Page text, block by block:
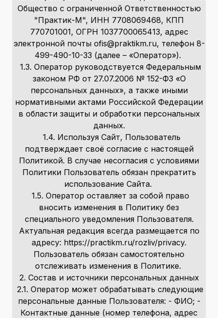
Общество с ограниченной Ответственностью
"Практик-М", ИНН 7708069468, КПП
770701001, ОГРН 1037700065413, адрес
электронной почты ofis@praktikm.ru, телефон 8-
499-490-10-33 (далее – «Оператор»).
1.3. Оператор руководствуется Федеральным
законом РФ от 27.07.2006 № 152-ФЗ «О
персональных данных», а также иными
нормативными актами Российской Федерации
в области защиты и обработки персональных
данных.
1.4. Используя Сайт, Пользователь
подтверждает своё согласие с настоящей
Политикой. В случае несогласия с условиями
Политики Пользователь обязан прекратить
использование Сайта.
1.5. Оператор оставляет за собой право
вносить изменения в Политику без
специального уведомления Пользователя.
Актуальная редакция всегда размещается по
адресу: https://practikm.ru/rozliv/privacy.
Пользователь обязан самостоятельно
отслеживать изменения в Политике.
2. Состав и источники персональных данных
2.1. Оператор может обрабатывать следующие
персональные данные Пользователя: - ФИО; -
Контактные данные (номер телефона, адрес